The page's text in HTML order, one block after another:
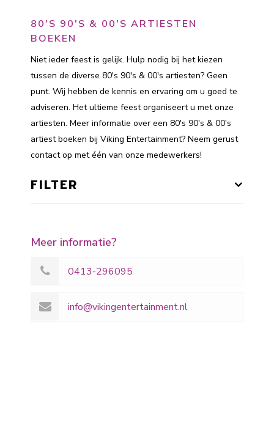
80'S 90'S & 00'S ARTIESTEN
BOEKEN
Niet ieder feest is gelijk. Hulp nodig bij het kiezen
tussen de diverse 80's 90's & 00's artiesten? Geen
punt. Wij hebben de kennis en ervaring om u goed te
adviseren. Het ultieme feest organiseert u met onze
artiesten. Meer informatie over een 80's 90's & 00's
artiest boeken bij Viking Entertainment? Neem gerust
contact op met één van onze medewerkers!
FILTER
Meer informatie?
0413-296095
info@vikingentertainment.nl